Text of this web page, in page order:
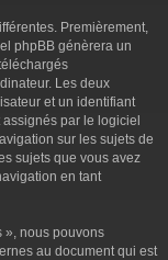
Premièrement,
phpBB génèrera un
Les deux
et un identifiant
par le logiciel
sur les sujets de
sujets que vous avez
en tant
», nous pouvons
au document qui est